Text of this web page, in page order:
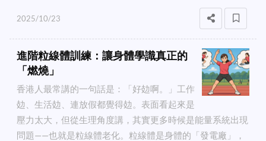
2025/10/23
進階粒線體訓練：讓身體學識真正的
「燃燒」
香港人最常講的一句話是：「好攰啊。」工作
攰、生活攰、連放假都覺得攰。表面看起來是
壓力太大，但從生理角度講，其實更多時候是能量系統出現
問題——也就是粒線體老化。粒線體是身體的「發電廠」，